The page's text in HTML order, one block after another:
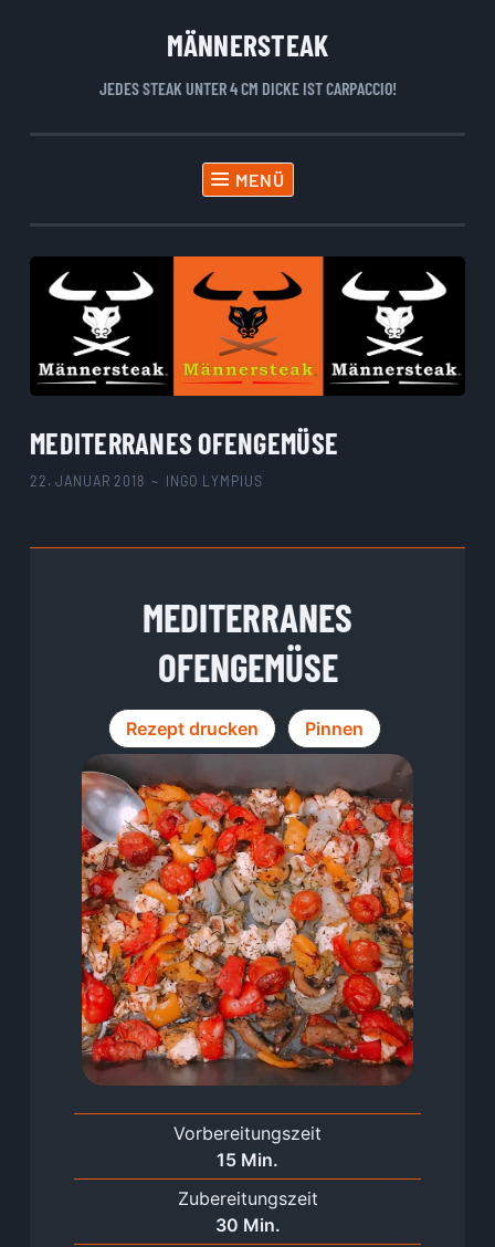
MÄNNERSTEAK
JEDES STEAK UNTER 4 CM DICKE IST CARPACCIO!
MENÜ
MEDITERRANES OFENGEMÜSE
22. JANUAR 2018 ~ INGO LYMPIUS
MEDITERRANES
OFENGEMÜSE
Rezept drucken Pinnen
Vorbereitungszeit
15Minuten
Min.
Zubereitungszeit
30Minuten
Min.